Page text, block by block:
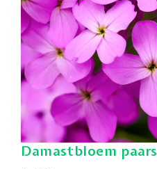
Damastbloem paars